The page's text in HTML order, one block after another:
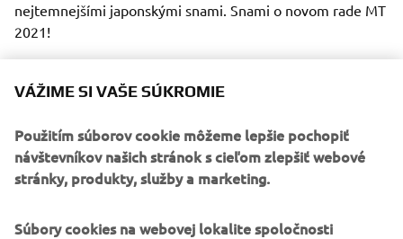
nejtemnejšími japonskými snami. Snami o novom rade MT
2021!
7. – 8. 8. 2021, SALAŠ SYREX
ZÁZRIVÁ
Tešiť sa môžete na:
VÁŽIME SI VAŠE SÚKROMIE
Použitím súborov cookie môžeme lepšie pochopiť
návštevníkov našich stránok s cieľom zlepšiť webové
stránky, produkty, služby a marketing.
Súbory cookies na webovej lokalite spoločnosti